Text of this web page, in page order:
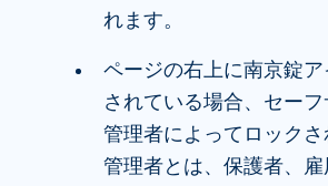
れます。
ページの右上に南京錠
されている場合、セー
管理者によってロックさ
管理者とは、保護者、雇